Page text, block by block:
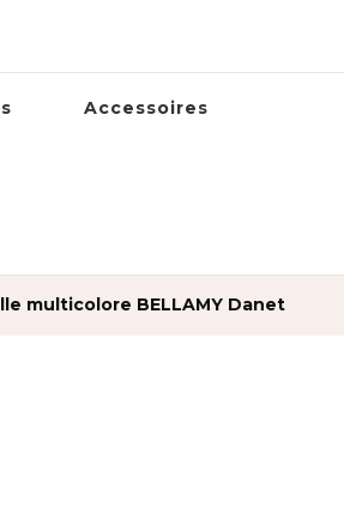
Accessoires
multicolore BELLAMY Danet